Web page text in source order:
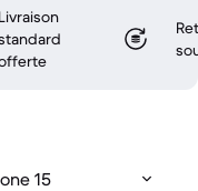
Livraison
15